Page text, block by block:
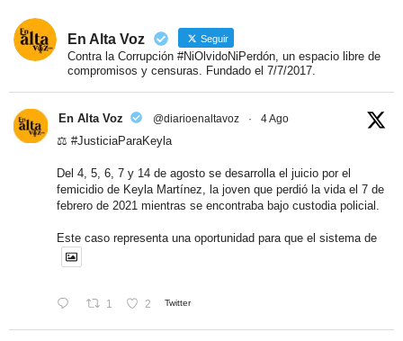
En Alta Voz Seguir
Contra la Corrupción #NiOlvidoNiPerdón, un espacio libre de
compromisos y censuras. Fundado el 7/7/2017.
En Alta Voz @diarioenaltavoz · 4 Ago
⚖️ #JusticiaParaKeyla
Del 4, 5, 6, 7 y 14 de agosto se desarrolla el juicio por el
femicidio de Keyla Martínez, la joven que perdió la vida el 7 de
febrero de 2021 mientras se encontraba bajo custodia policial.
Este caso representa una oportunidad para que el sistema de
1 2 Twitter